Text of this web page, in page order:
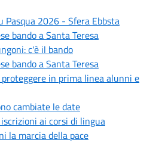
Pasqua 2026 - Sfera Ebbsta
bando a Santa Teresa
c'è il bando
bando a Santa Teresa
proteggere in prima linea alunni e
cambiate le date
ai corsi di lingua
la marcia della pace